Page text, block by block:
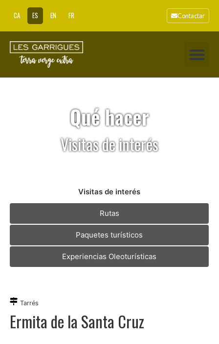
CA ES EN FR Contactar
Qué hacer
Visitas de interés
Visitas de interés
Rutas
Paquetes turísticos
Experiencias Oleoturísticas
Tarrés
Ermita de la Santa Cruz